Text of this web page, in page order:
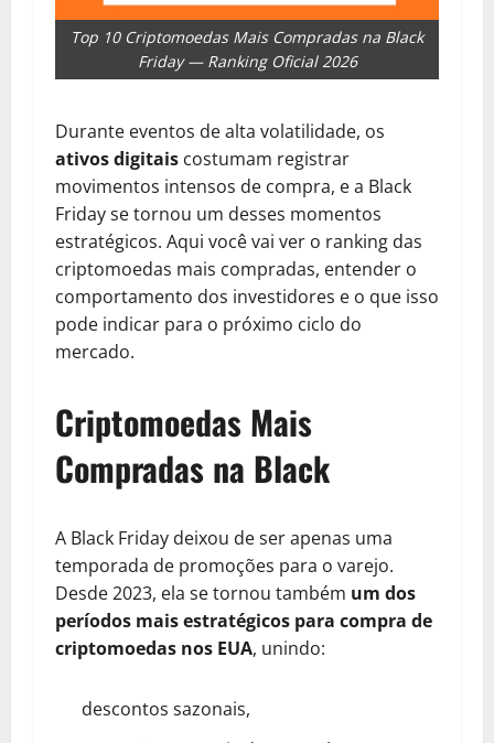
Top 10 Criptomoedas Mais Compradas na Black
Friday — Ranking Oficial 2026
Durante eventos de alta volatilidade, os
ativos digitais costumam registrar
movimentos intensos de compra, e a Black
Friday se tornou um desses momentos
estratégicos. Aqui você vai ver o ranking das
criptomoedas mais compradas, entender o
comportamento dos investidores e o que isso
pode indicar para o próximo ciclo do
mercado.
Criptomoedas Mais
Compradas na Black
A Black Friday deixou de ser apenas uma
temporada de promoções para o varejo.
Desde 2023, ela se tornou também um dos
períodos mais estratégicos para compra de
criptomoedas nos EUA, unindo:
descontos sazonais,